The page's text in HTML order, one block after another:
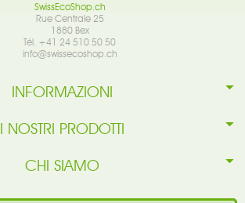
SwissEcoShop.ch
Rue Centrale 25
1880 Bex
Tél. +41 24 510 50 50
info@swissecoshop.ch
INFORMAZIONI
I NOSTRI PRODOTTI
CHI SIAMO